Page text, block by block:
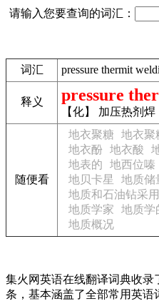
请输入您要查询的词汇：
词汇 pressure thermit
释义 pressure
【化】 加压热剂焊
随便看
地衣聚糖 地衣聚
地衣酚
地衣酸
地表的
地西位嗪
地贝卡星
地质储
地质和石油钻采
地质学家
地质学
地质概况
集火网英语在线翻译词典收录
条，基本涵盖了全部常用英语